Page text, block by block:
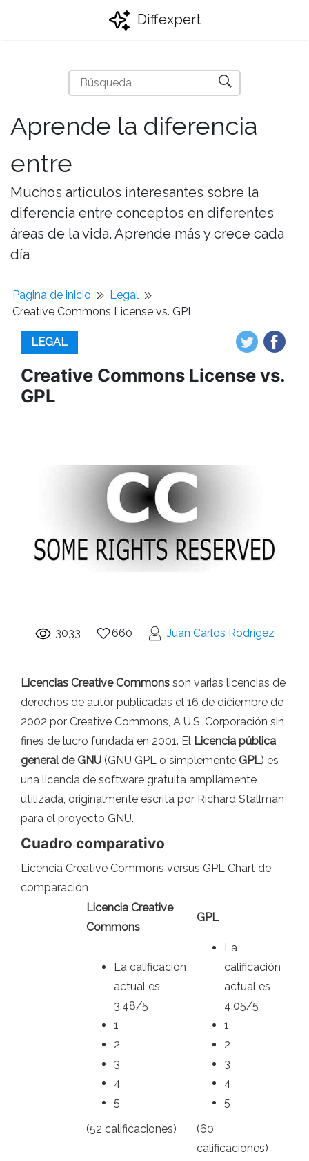
Diffexpert
Aprende la diferencia
entre
Muchos artículos interesantes sobre la
diferencia entre conceptos en diferentes
áreas de la vida. Aprende más y crece cada
día
Pagina de inicio
Legal
Creative Commons License vs. GPL
LEGAL
Creative Commons License vs.
GPL
3033 660 Juan Carlos Rodrígez
Licencias Creative Commons son varias licencias de
derechos de autor publicadas el 16 de diciembre de
2002 por Creative Commons, A U.S. Corporación sin
fines de lucro fundada en 2001. El Licencia pública
general de GNU (GNU GPL o simplemente GPL) es
una licencia de software gratuita ampliamente
utilizada, originalmente escrita por Richard Stallman
para el proyecto GNU.
Cuadro comparativo
Licencia Creative Commons versus GPL Chart de
comparación
Licencia Creative
Commons
GPL
La calificación
actual es
3.48/5
1
2
3
4
5
(52 calificaciones)
La
calificación
actual es
4.05/5
1
2
3
4
5
(60
calificaciones)